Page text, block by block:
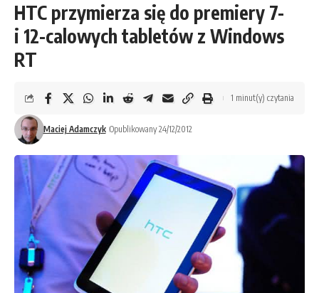
HTC przymierza się do premiery 7-
i 12-calowych tabletów z Windows
RT
Maciej Adamczyk Opublikowany 24/12/2012
1 minut(y) czytania